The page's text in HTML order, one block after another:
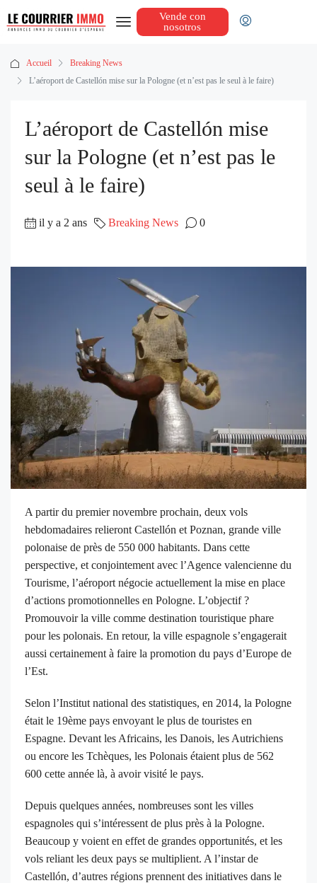
Vende con
nosotros
Accueil
Breaking News
L’aéroport de Castellón mise sur la Pologne (et n’est pas le seul à le faire)
L’aéroport de Castellón mise
sur la Pologne (et n’est pas le
seul à le faire)
il y a 2 ans Breaking News 0
A partir du premier novembre prochain, deux vols
hebdomadaires relieront Castellón et Poznan, grande ville
polonaise de près de 550 000 habitants. Dans cette
perspective, et conjointement avec l’Agence valencienne du
Tourisme, l’aéroport négocie actuellement la mise en place
d’actions promotionnelles en Pologne. L’objectif ?
Promouvoir la ville comme destination touristique phare
pour les polonais. En retour, la ville espagnole s’engagerait
aussi certainement à faire la promotion du pays d’Europe de
l’Est.
Selon l’Institut national des statistiques, en 2014, la Pologne
était le 19ème pays envoyant le plus de touristes en
Espagne. Devant les Africains, les Danois, les Autrichiens
ou encore les Tchèques, les Polonais étaient plus de 562
600 cette année là, à avoir visité le pays.
Depuis quelques années, nombreuses sont les villes
espagnoles qui s’intéressent de plus près à la Pologne.
Beaucoup y voient en effet de grandes opportunités, et les
vols reliant les deux pays se multiplient. A l’instar de
Castellón, d’autres régions prennent des initiatives dans le